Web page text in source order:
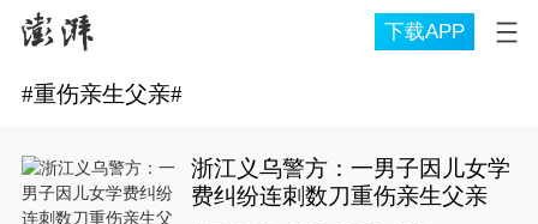
下载APP
#重伤亲生父亲#
浙江义乌警方：一男子因儿女学
费纠纷连刺数刀重伤亲生父亲